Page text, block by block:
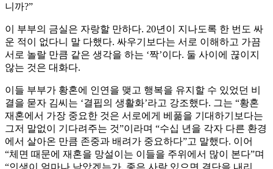
니까?”
이 부부의 금실은 자랑할 만하다. 20년이 지나도록 한 번도 싸
운 적이 없다니 말 다했다. 싸우기보다는 서로 이해하고 가끔
서로 놀랄 만큼 같은 생각을 하는 ‘짝’이다. 둘 사이에 끊이지
않는 것은 대화다.
이들 부부가 황혼에 인연을 맺고 행복을 유지할 수 있었던 비
결을 묻자 김씨는 ‘결핍의 생활화’라고 강조했다. 그는 “황혼
재혼에서 가장 중요한 것은 서로에게 베풂을 기대하기보다는
그저 말없이 기다려주는 것”이라며 “수십 년을 각자 다른 환경
에서 살아온 만큼 존중과 배려가 중요하다”고 말했다. 이어
“체면 때문에 재혼을 망설이는 이들을 주위에서 많이 본다”며